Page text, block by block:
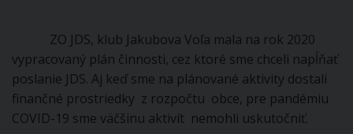
ZO JDS, klub Jakubova Voľa mala na rok 2020
vypracovaný plán činnosti, cez ktoré sme chceli napĺňať
poslanie JDS. Aj keď sme na plánované aktivity dostali
finančné prostriedky z rozpočtu obce, pre pandémiu
COVID-19 sme väčšinu aktivít nemohli uskutočniť.